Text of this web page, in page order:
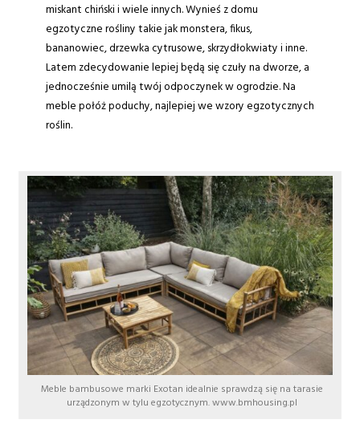
miskant chiński i wiele innych. Wynieś z domu
egzotyczne rośliny takie jak monstera, fikus,
bananowiec, drzewka cytrusowe, skrzydłokwiaty i inne.
Latem zdecydowanie lepiej będą się czuły na dworze, a
jednocześnie umilą twój odpoczynek w ogrodzie. Na
meble połóż poduchy, najlepiej we wzory egzotycznych
roślin.
Meble bambusowe marki Exotan idealnie sprawdzą się na tarasie
urządzonym w tylu egzotycznym. www.bmhousing.pl